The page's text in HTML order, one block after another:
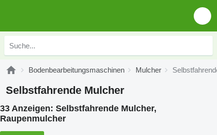
Bodenbearbeitungsmaschinen Mulcher
Selbstfahrende Mulcher
33 Anzeigen: Selbstfahrende Mulcher,
Raupenmulcher